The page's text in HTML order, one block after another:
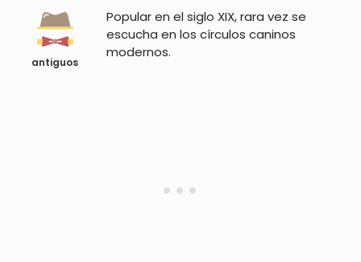
antiguos
Popular en el siglo XIX, rara vez se
escucha en los círculos caninos
modernos.